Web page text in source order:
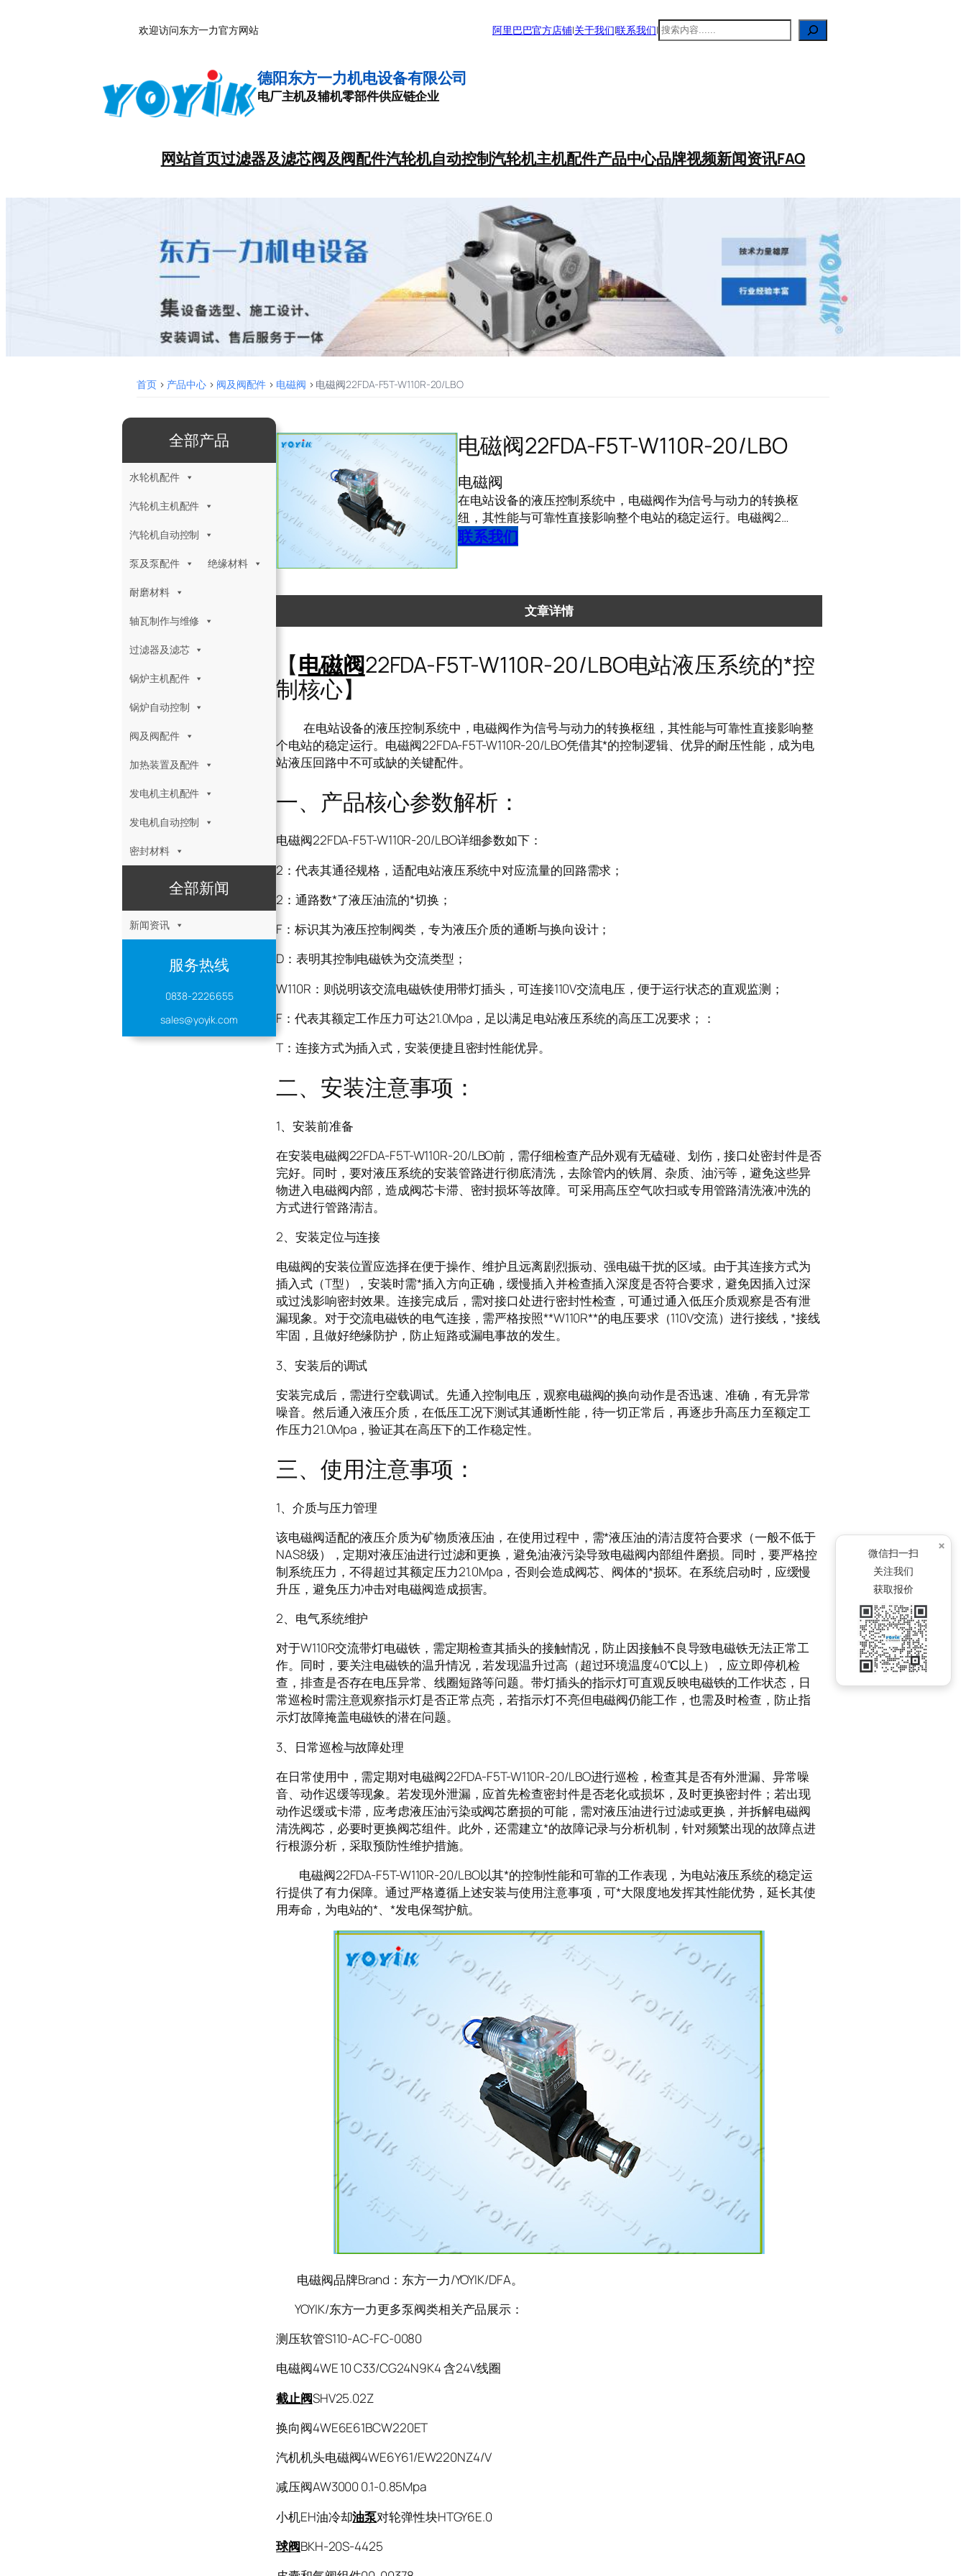
欢迎访问东方一力官方网站 阿里巴巴官方店铺|关于我们|联系我们| 搜
德阳东方一力机电设备有限公司
电厂主机及辅机零部件供应链企业
网站首页过滤器及滤芯阀及阀配件汽轮机自动控制汽轮机主机配件产品中心品牌视频新闻资讯FAQ
首页> 产品中心 > 阀及阀配件 > 电磁阀 > 电磁阀22FDA-F5T-W110R-20/LBO
全部产品
水轮机配件
汽轮机主机配件
汽轮机自动控制
泵及泵配件 绝缘材料
耐磨材料
轴瓦制作与维修
过滤器及滤芯
锅炉主机配件
锅炉自动控制
阀及阀配件
加热装置及配件
发电机主机配件
发电机自动控制
密封材料
全部新闻
新闻资讯
服务热线
0838-2226655
sales@yoyik.com
电磁阀22FDA-F5T-W110R-20/LBO
电磁阀
在电站设备的液压控制系统中，电磁阀作为信号与动力的转换枢
纽，其性能与可靠性直接影响整个电站的稳定运行。电磁阀2…
联系我们
文章详情
【电磁阀22FDA-F5T-W110R-20/LBO电站液压系统的*控
制核心】
在电站设备的液压控制系统中，电磁阀作为信号与动力的转换枢纽，其性能与可靠性直接影响整
个电站的稳定运行。电磁阀22FDA-F5T-W110R-20/LBO凭借其*的控制逻辑、优异的耐压性能，成为电
站液压回路中不可或缺的关键配件。
一、产品核心参数解析：
电磁阀22FDA-F5T-W110R-20/LBO详细参数如下：
2：代表其通径规格，适配电站液压系统中对应流量的回路需求；
2：通路数*了液压油流的*切换；
F：标识其为液压控制阀类，专为液压介质的通断与换向设计；
D：表明其控制电磁铁为交流类型；
W110R：则说明该交流电磁铁使用带灯插头，可连接110V交流电压，便于运行状态的直观监测；
F：代表其额定工作压力可达21.0Mpa，足以满足电站液压系统的高压工况要求；：
T：连接方式为插入式，安装便捷且密封性能优异。
二、安装注意事项：
1、安装前准备
在安装电磁阀22FDA-F5T-W110R-20/LBO前，需仔细检查产品外观有无磕碰、划伤，接口处密封件是否
完好。同时，要对液压系统的安装管路进行彻底清洗，去除管内的铁屑、杂质、油污等，避免这些异
物进入电磁阀内部，造成阀芯卡滞、密封损坏等故障。可采用高压空气吹扫或专用管路清洗液冲洗的
方式进行管路清洁。
2、安装定位与连接
电磁阀的安装位置应选择在便于操作、维护且远离剧烈振动、强电磁干扰的区域。由于其连接方式为
插入式（T型），安装时需*插入方向正确，缓慢插入并检查插入深度是否符合要求，避免因插入过深
或过浅影响密封效果。连接完成后，需对接口处进行密封性检查，可通过通入低压介质观察是否有泄
漏现象。对于交流电磁铁的电气连接，需严格按照**W110R**的电压要求（110V交流）进行接线，*接线
牢固，且做好绝缘防护，防止短路或漏电事故的发生。
3、安装后的调试
安装完成后，需进行空载调试。先通入控制电压，观察电磁阀的换向动作是否迅速、准确，有无异常
噪音。然后通入液压介质，在低压工况下测试其通断性能，待一切正常后，再逐步升高压力至额定工
作压力21.0Mpa，验证其在高压下的工作稳定性。
三、使用注意事项：
1、介质与压力管理
该电磁阀适配的液压介质为矿物质液压油，在使用过程中，需*液压油的清洁度符合要求（一般不低于
NAS8级），定期对液压油进行过滤和更换，避免油液污染导致电磁阀内部组件磨损。同时，要严格控
制系统压力，不得超过其额定压力21.0Mpa，否则会造成阀芯、阀体的*损坏。在系统启动时，应缓慢
升压，避免压力冲击对电磁阀造成损害。
2、电气系统维护
对于W110R交流带灯电磁铁，需定期检查其插头的接触情况，防止因接触不良导致电磁铁无法正常工
作。同时，要关注电磁铁的温升情况，若发现温升过高（超过环境温度40℃以上），应立即停机检
查，排查是否存在电压异常、线圈短路等问题。带灯插头的指示灯可直观反映电磁铁的工作状态，日
常巡检时需注意观察指示灯是否正常点亮，若指示灯不亮但电磁阀仍能工作，也需及时检查，防止指
示灯故障掩盖电磁铁的潜在问题。
3、日常巡检与故障处理
在日常使用中，需定期对电磁阀22FDA-F5T-W110R-20/LBO进行巡检，检查其是否有外泄漏、异常噪
音、动作迟缓等现象。若发现外泄漏，应首先检查密封件是否老化或损坏，及时更换密封件；若出现
动作迟缓或卡滞，应考虑液压油污染或阀芯磨损的可能，需对液压油进行过滤或更换，并拆解电磁阀
清洗阀芯，必要时更换阀芯组件。此外，还需建立*的故障记录与分析机制，针对频繁出现的故障点进
行根源分析，采取预防性维护措施。
电磁阀22FDA-F5T-W110R-20/LBO以其*的控制性能和可靠的工作表现，为电站液压系统的稳定运
行提供了有力保障。通过严格遵循上述安装与使用注意事项，可*大限度地发挥其性能优势，延长其使
用寿命，为电站的*、*发电保驾护航。
电磁阀品牌Brand：东方一力/YOYIK/DFA。
YOYIK/东方一力更多泵阀类相关产品展示：
测压软管S110-AC-FC-0080
电磁阀4WE 10 C33/CG24N9K4 含24V线圈
截止阀SHV25.02Z
换向阀4WE6E61BCW220ET
汽机机头电磁阀4WE6Y61/EW220NZ4/V
减压阀AW3000 0.1-0.85Mpa
小机EH油冷却油泵对轮弹性块HTGY6E.0
球阀BKH-20S-4425
×
微信扫一扫
关注我们
获取报价